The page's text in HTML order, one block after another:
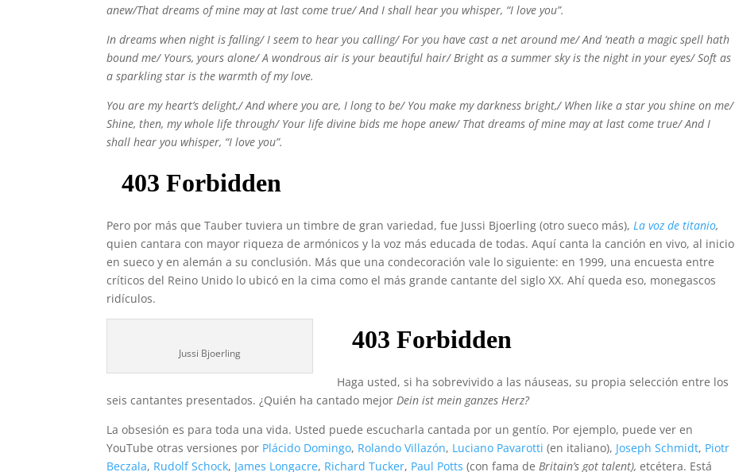
anew/That dreams of mine may at last come true/And I shall hear you whisper, “I love you”.
In dreams when night is falling/I seem to hear you calling/For you have cast a net around me/And ‘neath a magic spell hath
bound me/ Yours, yours alone/A wondrous air is your beautiful hair/Bright as a summer sky is the night in your eyes/Soft as
a sparkling star is the warmth of my love.
You are my heart’s delight,/And where you are, I long to be/ You make my darkness bright,/ When like a star you shine on me/
Shine, then, my whole life through/ Your life divine bids me hope anew/ That dreams of mine may at last come true/And I
shall hear you whisper, “I love you”.
Pero por más que Tauber tuviera un timbre de gran variedad, fue Jussi Bjoerling (otro sueco más),La voz de titanio,
quien cantara con mayor riqueza de armónicos y la voz más educada de todas. Aquí canta la canción en vivo, al inicio
en sueco y en alemán a su conclusión. Más que una condecoración vale lo siguiente: en 1999, una encuesta entre
críticos del Reino Unido lo ubicó en la cima como el más grande cantante del siglo XX. Ahí queda eso, monegascos
ridículos.
Jussi Bjoerling
Haga usted, si ha sobrevivido a las náuseas, su propia selección entre los
seis cantantes presentados. ¿Quién ha cantado mejorDein ist mein ganzes Herz?
La obsesión es para toda una vida. Usted puede escucharla cantada por un gentío. Por ejemplo, puede ver en
YouTube otras versiones por Plácido Domingo, Rolando Villazón, Luciano Pavarotti (en italiano), Joseph Schmidt, Piotr
Beczala, Rudolf Schock, James Longacre, Richard Tucker, Paul Potts (con fama deBritain’s got talent),etcétera. Está